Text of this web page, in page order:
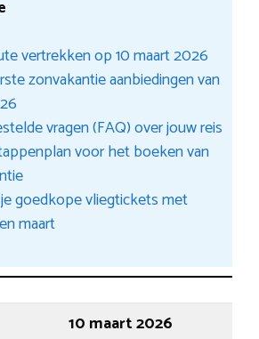
vertrekken op 10 maart 2026
zonvakantie aanbiedingen van
vragen (FAQ) over jouw reis
voor het boeken van
goedkope vliegtickets met
maart
10 maart 2026